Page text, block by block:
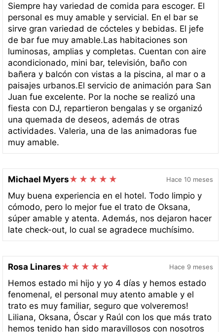
Siempre hay variedad de comida para escoger. El
personal es muy amable y servicial. En el bar se
sirve gran variedad de cócteles y bebidas. El jefe
de bar fue muy amable.Las habitaciones son
luminosas, amplias y completas. Cuentan con aire
acondicionado, mini bar, televisión, baño con
bañera y balcón con vistas a la piscina, al mar o a
paisajes urbanos.El servicio de animación para San
Juan fue excelente. Por la noche se realizó una
fiesta con DJ, repartieron bengalas y se organizó
una quemada de deseos, además de otras
actividades. Valeria, una de las animadoras fue
muy amable.
Michael Myers Hace 10 meses
Muy buena experiencia en el hotel. Todo limpio y
cómodo, pero lo mejor fue el trato de Oksana,
súper amable y atenta. Además, nos dejaron hacer
late check-out, lo cual se agradece muchísimo.
Rosa Linares Hace 9 meses
Hemos estado mi hijo y yo 4 días y hemos estado
fenomenal, el personal muy atento amable y el
trato es muy familiar, seguro que volveremos!
Liliana, Oksana, Óscar y Raúl con los que más trato
hemos tenido han sido maravillosos con nosotros